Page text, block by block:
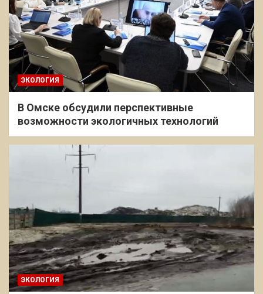
ЭКОЛОГИЯ
В Омске обсудили перспективные
возможности экологичных технологий
ЭКОЛОГИЯ